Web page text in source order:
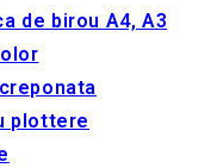
de birou A4, A3
plottere